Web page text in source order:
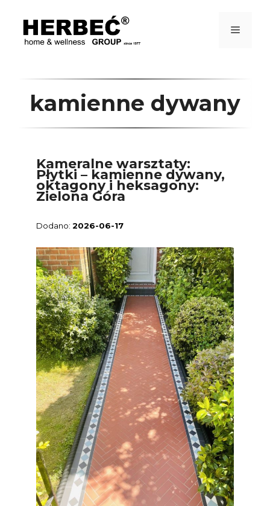
Menu
kamienne dywany
Kameralne warsztaty:
Płytki – kamienne dywany,
oktagony i heksagony:
Zielona Góra
2026-06-17